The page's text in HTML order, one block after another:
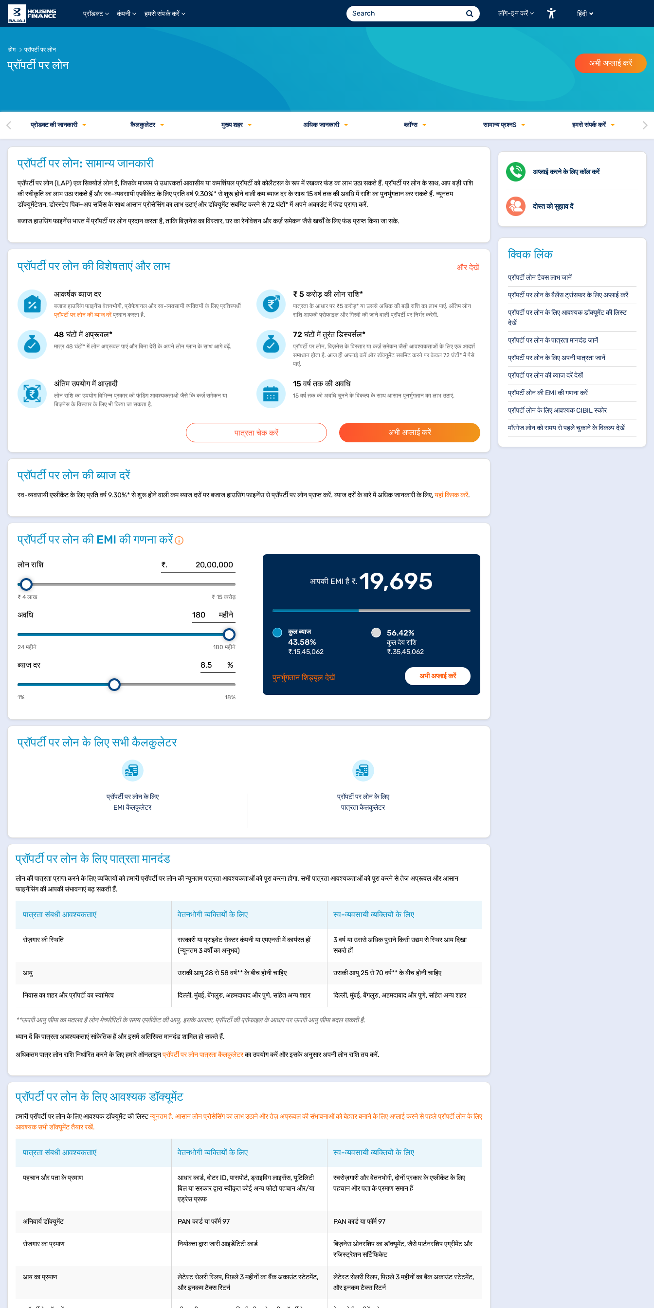
प्रॉडक्ट कंपनी हमसे संपर्क करें लॉग-इन करें हिंदी
होम प्रॉपर्टी पर लोन
प्रॉपर्टी पर लोन अभी अप्लाई करें
प्रोडक्ट की जानकारी कैलकुलेटर मुख्य शहर अधिक जानकारी ब्लॉग्स सामान्य प्रश्नS हमसे संपर्क करें
प्रॉपर्टी पर लोन: सामान्य जानकारी
प्रॉपर्टी पर लोन (LAP) एक सिक्योर्ड लोन है, जिसके माध्यम से उधारकर्ता आवासीय या कमर्शियल प्रॉपर्टी को कोलैटरल के रूप में रखकर फंड का लाभ उठा सकते हैं. प्रॉपर्टी पर लोन के साथ, आप बड़ी राशि
की स्वीकृति का लाभ उठा सकते हैं और स्व-व्यवसायी एप्लीकेंट के लिए प्रति वर्ष 9.30%* से शुरू होने वाली कम ब्याज दर के साथ 15 वर्ष तक की अवधि में राशि का पुनर्भुगतान कर सकते हैं. न्यूनतम
डॉक्यूमेंटेशन, डोरस्टेप पिक-अप सर्विस के साथ आसान प्रोसेसिंग का लाभ उठाएं और डॉक्यूमेंट सबमिट करने से 72 घंटों* में अपने अकाउंट में फंड प्राप्त करें.
बजाज हाउसिंग फाइनेंस भारत में प्रॉपर्टी पर लोन प्रदान करता है, ताकि बिज़नेस का विस्तार, घर का रेनोवेशन और कर्ज़ समेकन जैसे खर्चों के लिए फंड प्राप्त किया जा सके.
प्रॉपर्टी पर लोन की विशेषताएं और लाभ और देखें
आकर्षक ब्याज दर
बजाज हाउसिंग फाइनेंस वेतनभोगी, प्रोफेशनल और स्व-व्यवसायी व्यक्तियों के लिए प्रतिस्पर्धी
प्रॉपर्टी पर लोन की ब्याज दरेंप्रदान करता है.
₹ 5 करोड़ की लोन राशि*
पात्रता के आधार पर ₹5 करोड़* या उससे अधिक की बड़ी राशि का लाभ पाएं. अंतिम लोन
राशि आपकी प्रोफाइल और गिरवी की जाने वाली प्रॉपर्टी पर निर्भर करेगी.
48 घंटों में अप्रूवल*
मात्र 48 घंटों* में लोन अप्रूवल पाएं और बिना देरी के अपने लोन प्लान के साथ आगे बढ़ें.
72 घंटों में तुरंत डिस्बर्सल*
प्रॉपर्टी पर लोन, बिज़नेस के विस्तार या कर्ज़ समेकन जैसी आवश्यकताओं के लिए एक आदर्श
समाधान होता है. आज ही अप्लाई करें और डॉक्यूमेंट सबमिट करने पर केवल 72 घंटों* में पैसे
पाएं.
अंतिम उपयोग में आज़ादी
लोन राशि का उपयोग विभिन्न प्रकार की फंडिंग आवश्यकताओं जैसे कि कर्ज़ समेकन या
बिज़नेस के विस्तार के लिए भी किया जा सकता है.
15 वर्ष तक की अवधि
15 वर्ष तक की अवधि चुनने के विकल्प के साथ आसान पुनर्भुगतान का लाभ उठाएं.
पात्रता चेक करें अभी अप्लाई करें
प्रॉपर्टी पर लोन की ब्याज दरें
​स्व-व्यवसायी एप्लीकेंट के लिए प्रति वर्ष 9.30%* से शुरू होने वाली कम ब्याज दरों पर बजाज हाउसिंग फाइनेंस से प्रॉपर्टी पर लोन प्राप्त करें. ब्याज दरों के बारे में अधिक जानकारी के लिए,यहां क्लिक करें.
प्रॉपर्टी पर लोन की EMI की गणना करें
लोन राशि ₹.
₹ 4 लाख ₹ 15 करोड़
अवधि महीने
24 महीने 180 महीने
ब्याज दर %
1% 18%
आपकी EMI है ₹. 19,695
कुल ब्याज
43.58%
₹.15,45,062
56.42%
कुल देय राशि
₹.35,45,062
पुनर्भुगतान शिड्यूल देखें अभी अप्लाई करें
प्रॉपर्टी पर लोन के लिए सभी कैलकुलेटर
प्रॉपर्टी पर लोन के लिए
EMI कैलकुलेटर
प्रॉपर्टी पर लोन के लिए
पात्रता कैलकुलेटर
प्रॉपर्टी पर लोन के लिए पात्रता मानदंड
लोन की पात्रता प्राप्त करने के लिए व्यक्तियों को हमारी प्रॉपर्टी पर लोन की न्यूनतम पात्रता आवश्यकताओं को पूरा करना होगा. सभी पात्रता आवश्यकताओं को पूरा करने से तेज़ अप्रूवल और आसान
फाइनेंसिंग की आपकी संभावनाएं बढ़ सकती हैं.
पात्रता संबधी आवश्यकताएं वेतनभोगी व्यक्तियों के लिए स्व-व्यवसायी व्यक्तियों के लिए
रोज़गार की स्थिति
सरकारी या प्राइवेट सेक्टर कंपनी या एमएनसी में कार्यरत हों
(न्यूनतम 3 वर्षों का अनुभव)
3 वर्ष या उससे अधिक पुराने किसी उद्यम से स्थिर आय दिखा
सकते हों
आयु उसकी आयु 28 से 58 वर्ष** के बीच होनी चाहिए उसकी आयु 25 से 70 वर्ष** के बीच होनी चाहिए
निवास का शहर और प्रॉपर्टी का स्वामित्व दिल्ली, मुंबई, बेंगलुरु, अहमदाबाद और पुणे, सहित अन्य शहर दिल्ली, मुंबई, बेंगलुरु, अहमदाबाद और पुणे, सहित अन्य शहर
**ऊपरी आयु सीमा का मतलब है लोन मेच्योरिटी के समय एप्लीकेंट की आयु. इसके अलावा, प्रॉपर्टी की प्रोफाइल के आधार पर ऊपरी आयु सीमा बदल सकती है.
ध्यान दें कि पात्रता आवश्यकताएं सांकेतिक हैं और इसमें अतिरिक्त मानदंड शामिल हो सकते हैं.
अधिकतम पात्र लोन राशि निर्धारित करने के लिए हमारे ऑनलाइनप्रॉपर्टी पर लोन पात्रता कैलकुलेटरका उपयोग करें और इसके अनुसार अपनी लोन राशि तय करें.
प्रॉपर्टी पर लोन के लिए आवश्यक डॉक्यूमेंट
हमारी प्रॉपर्टी पर लोन के लिए आवश्यक डॉक्यूमेंट की लिस्टन्यूनतम है. आसान लोन प्रोसेसिंग का लाभ उठाने और तेज़ अप्रूवल की संभावनाओं को बेहतर बनाने के लिए अप्लाई करने से पहले प्रॉपर्टी लोन के लिए
आवश्यक सभी डॉक्यूमेंट तैयार रखें.
पात्रता संबधी आवश्यकताएं वेतनभोगी व्यक्तियों के लिए स्व-व्यवसायी व्यक्तियों के लिए
पहचान और पता के प्रमाण
आधार कार्ड, वोटर ID, पासपोर्ट, ड्राइविंग लाइसेंस, यूटिलिटी
बिल या सरकार द्वारा स्वीकृत कोई अन्य फोटो पहचान और/या
एड्रेस प्रूफ
स्वरोज़गारी और वेतनभोगी, दोनों प्रकार के एप्लीकेंट के लिए
पहचान और पता के प्रमाण समान हैं
अनिवार्य डॉक्यूमेंट PAN कार्ड या फॉर्म 97 PAN कार्ड या फॉर्म 97
रोजगार का प्रमाण नियोक्ता द्वारा जारी आइडेंटिटी कार्ड
बिज़नेस ओनरशिप का डॉक्यूमेंट, जैसे पार्टनरशिप एग्रीमेंट और
रजिस्ट्रेशन सर्टिफिकेट
आय का प्रमाण
लेटेस्ट सेलरी स्लिप, पिछले 3 महीनों का बैंक अकाउंट स्टेटमेंट,
और इनकम टैक्स रिटर्न
लेटेस्ट सेलरी स्लिप, पिछले 3 महीनों का बैंक अकाउंट स्टेटमेंट,
और इनकम टैक्स रिटर्न
अप्लाई करने के लिए कॉल करें
दोस्त को सुझाव दें
क्विक लिंक
प्रॉपर्टी लोन टैक्स लाभ जानें
प्रॉपर्टी पर लोन के बैलेंस ट्रांसफर के लिए अप्लाई करें
प्रॉपर्टी पर लोन के लिए आवश्यक डॉक्यूमेंट की लिस्ट
देखें
प्रॉपर्टी पर लोन के पात्रता मानदंड जानें
प्रॉपर्टी पर लोन के लिए अपनी पात्रता जानें
प्रॉपर्टी पर लोन की ब्याज दरें देखें
प्रॉपर्टी लोन की EMI की गणना करें
प्रॉपर्टी लोन के लिए आवश्यक CIBIL स्कोर
मॉरगेज लोन को समय से पहले चुकाने के विकल्प देखें